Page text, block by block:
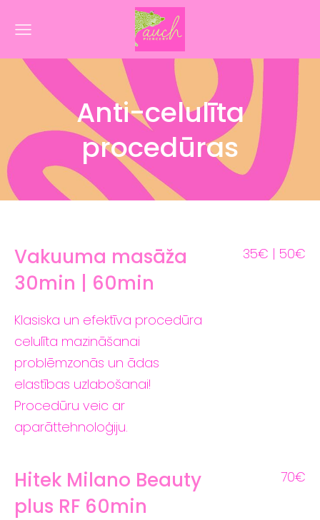
Anti-celulīta
procedūras
Vakuuma masāža
30min | 60min
Klasiska un efektīva procedūra
celulīta mazināšanai
problēmzonās un ādas
elastības uzlabošanai!
Procedūru veic ar
aparāttehnoloģiju.
35€ | 50€
Hitek Milano Beauty
plus RF 60min
70€